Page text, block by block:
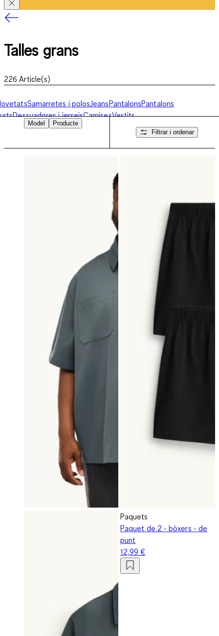
Talles grans
226 Article(s)
Samarretes i polos JeansPantalonsPantalons
Dessuadores i jerseisCamisesVestits
BanyJaquetesRoba interior i pijamesAccessoris i
Model
Producte
Filtrar i ordenar
Paquets
Paquet de 2 - bòxers - de
punt
12,99 €